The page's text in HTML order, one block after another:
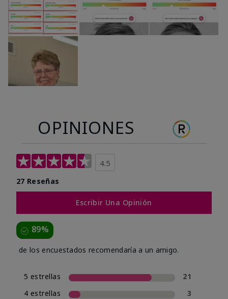
OPINIONES
4.5
27 Reseñas
Escribir Una Opinión
89%
de los encuestados recomendaría a un amigo.
5 estrellas
21
4 estrellas
3